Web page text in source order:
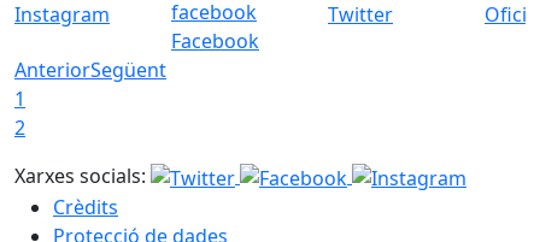
Instagram
Facebook
Twitter
AnteriorSegüent
1
2
Xarxes socials:
Crèdits
Protecció de dades